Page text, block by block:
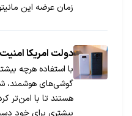
زمان عرضه این
دولت امریکا
با استفاده هرچه
گوشی‌های هوشمند،
هستند تا با امن‌تر